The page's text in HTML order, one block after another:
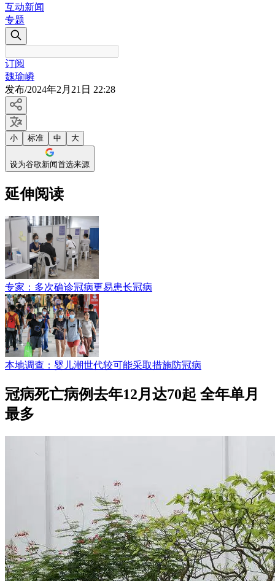
互动新闻
专题
订阅
魏瑜嶙
发布/2024年2月21日 22:28
小 标准 中 大
设为谷歌新闻首选来源
延伸阅读
专家：多次确诊冠病更易患长冠病
本地调查：婴儿潮世代较可能采取措施防冠病
冠病死亡病例去年12月达70起 全年单月
最多